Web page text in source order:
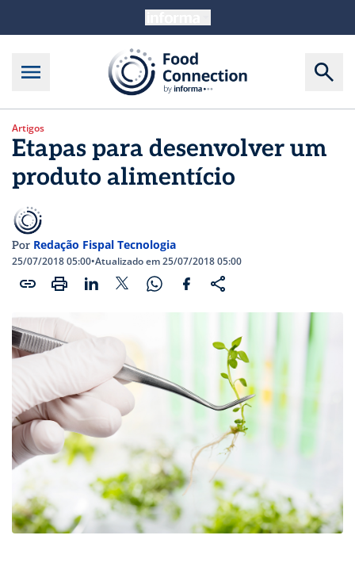
Artigos
Etapas para desenvolver um
produto alimentício
Por Redação Fispal Tecnologia
25/07/2018 05:00•Atualizado em 25/07/2018 05:00